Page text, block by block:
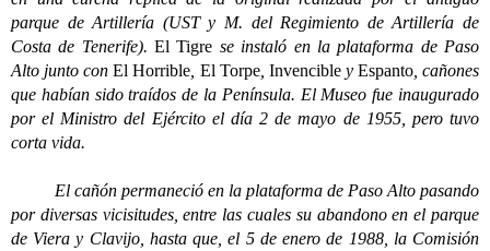
parque de Artillería (UST y M. del Regimiento de Artillería de
Costa de Tenerife).El Tigre se instaló en la plataforma de Paso
Alto junto conEl Horrible El Torpe, Invencibley Espanto, cañones
que habían sido traídos de la Península. El Museo fue inaugurado
por el Ministro del Ejército el día 2 de mayo de 1955, pero tuvo
corta vida.
El cañón permaneció en la plataforma de Paso Alto pasando
por diversas vicisitudes, entre las cuales su abandono en el parque
de Viera y Clavijo, hasta que, el 5 de enero de 1988, la Comisión